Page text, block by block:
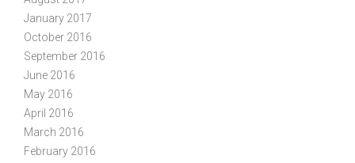
January 2017
October 2016
September 2016
June 2016
May 2016
April 2016
March 2016
February 2016